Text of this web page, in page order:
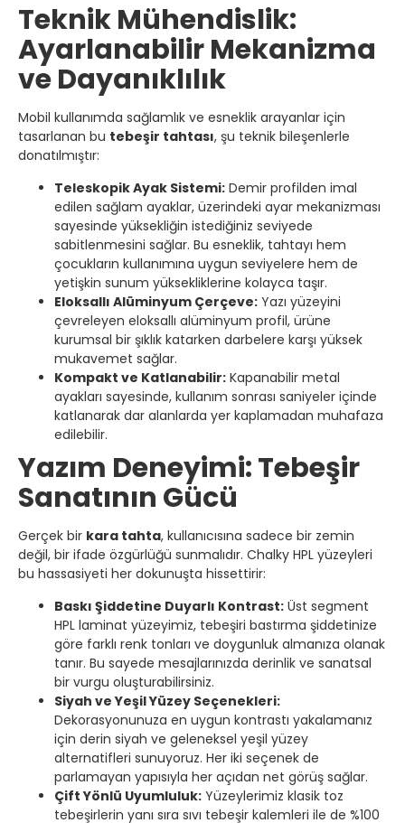
Teknik Mühendislik:
Ayarlanabilir Mekanizma
ve Dayanıklılık
Mobil kullanımda sağlamlık ve esneklik arayanlar için
tasarlanan bu tebeşir tahtası, şu teknik bileşenlerle
donatılmıştır:
Teleskopik Ayak Sistemi: Demir profilden imal
edilen sağlam ayaklar, üzerindeki ayar mekanizması
sayesinde yüksekliğin istediğiniz seviyede
sabitlenmesini sağlar. Bu esneklik, tahtayı hem
çocukların kullanımına uygun seviyelere hem de
yetişkin sunum yüksekliklerine kolayca taşır.
Eloksallı Alüminyum Çerçeve: Yazı yüzeyini
çevreleyen eloksallı alüminyum profil, ürüne
kurumsal bir şıklık katarken darbelere karşı yüksek
mukavemet sağlar.
Kompakt ve Katlanabilir: Kapanabilir metal
ayakları sayesinde, kullanım sonrası saniyeler içinde
katlanarak dar alanlarda yer kaplamadan muhafaza
edilebilir.
Yazım Deneyimi: Tebeşir
Sanatının Gücü
Gerçek bir kara tahta, kullanıcısına sadece bir zemin
değil, bir ifade özgürlüğü sunmalıdır. Chalky HPL yüzeyleri
bu hassasiyeti her dokunuşta hissettirir:
Baskı Şiddetine Duyarlı Kontrast: Üst segment
HPL laminat yüzeyimiz, tebeşiri bastırma şiddetinize
göre farklı renk tonları ve doygunluk almanıza olanak
tanır. Bu sayede mesajlarınızda derinlik ve sanatsal
bir vurgu oluşturabilirsiniz.
Siyah ve Yeşil Yüzey Seçenekleri:
Dekorasyonunuza en uygun kontrastı yakalamanız
için derin siyah ve geleneksel yeşil yüzey
alternatifleri sunuyoruz. Her iki seçenek de
parlamayan yapısıyla her açıdan net görüş sağlar.
Çift Yönlü Uyumluluk: Yüzeylerimiz klasik toz
tebeşirlerin yanı sıra sıvı tebeşir kalemleri ile de %100